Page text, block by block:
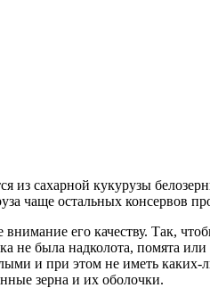
сахарной кукурузы
чаще остальных консервов
его качеству. Так,
была надколота, помята
и при этом не иметь
зерна и их оболочки.